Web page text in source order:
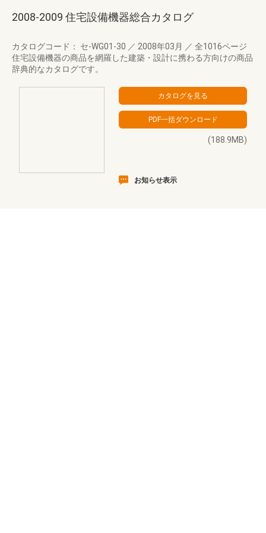
2008-2009 住宅設備機器総合カタログ
カタログコード： セ-WG01-30 ／ 2008年03月 ／ 全1016ページ
住宅設備機器の商品を網羅した建築・設計に携わる方向けの商品
辞典的なカタログです。
(188.9MB)
お知らせ表示